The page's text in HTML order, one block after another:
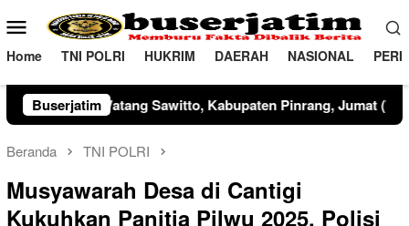
ke
konten
Menu
Mobile
Home TNI POLRI HUKRIM DAERAH NASIONAL
Buserjatim Kapolres Pinrang AKBP
Beranda TNI POLRI
Musyawarah Desa di Cantigi
Kukuhkan Panitia Pilwu 2025, Polisi